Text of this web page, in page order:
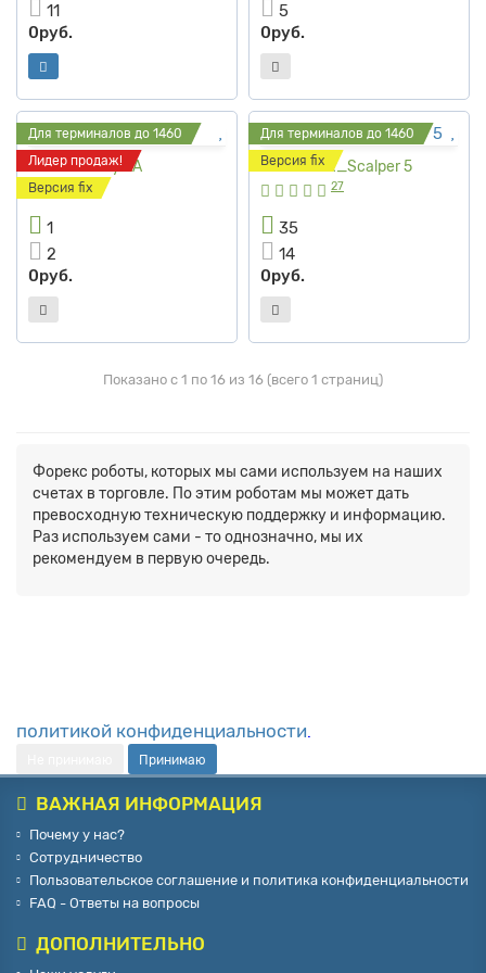
11
0руб.
5
0руб.
Для терминалов до 1460
Лидер продаж!
Версия fix
AW Recovery EA
1
2
0руб.
Для терминалов до 1460
Версия fix
AvtomatFx_Scalper 5
27
35
14
0руб.
Показано с 1 по 16 из 16 (всего 1 страниц)
Форекс роботы, которых мы сами используем на наших
счетах в торговле. По этим роботам мы может дать
превосходную техническую поддержку и информацию.
Раз используем сами - то однозначно, мы их
рекомендуем в первую очередь.
политикой конфиденциальности.
Принимаю
ВАЖНАЯ ИНФОРМАЦИЯ
Почему у нас?
Сотрудничество
Пользовательское соглашение и политика конфиденциальности
FAQ - Ответы на вопросы
ДОПОЛНИТЕЛЬНО